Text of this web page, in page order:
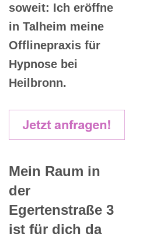
soweit: Ich eröffne
in Talheim meine
Offlinepraxis für
Hypnose bei
Heilbronn.
Mein Raum in
der
Egertenstraße 3
ist für dich da